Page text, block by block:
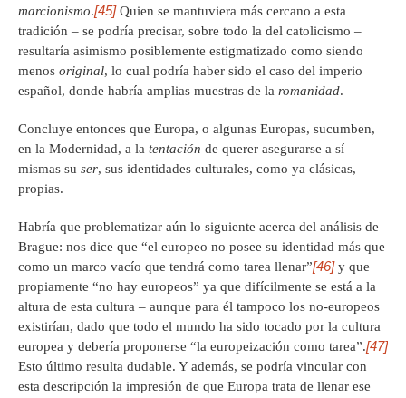
marcionismo.[45]Quien se mantuviera más cercano a esta
tradición – se podría precisar, sobre todo la del catolicismo –
resultaría asimismo posiblemente estigmatizado como siendo
menos original, lo cual podría haber sido el caso del imperio
español, donde habría amplias muestras de la romanidad.
Concluye entonces que Europa, o algunas Europas, sucumben,
en la Modernidad, a la tentación de querer asegurarse a sí
mismas su ser, sus identidades culturales, como ya clásicas,
propias.
Habría que problematizar aún lo siguiente acerca del análisis de
Brague: nos dice que “el europeo no posee su identidad más que
como un marco vacío que tendrá como tarea llenar”[46]y que
propiamente “no hay europeos” ya que difícilmente se está a la
altura de esta cultura – aunque para él tampoco los no-europeos
existirían, dado que todo el mundo ha sido tocado por la cultura
europea y debería proponerse “la europeización como tarea”.[47]
Esto último resulta dudable. Y además, se podría vincular con
esta descripción la impresión de que Europa trata de llenar ese